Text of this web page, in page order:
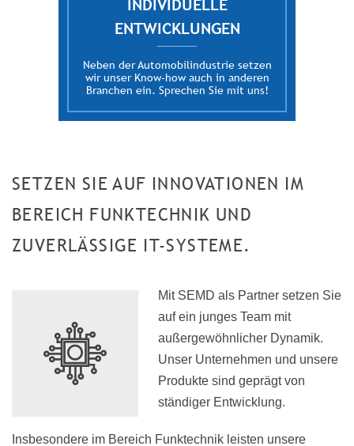
INDIVIDUELLE
ENTWICKLUNGEN
Neben der Automobilindustrie setzen
wir unser Know-how auch in anderen
Branchen ein. Sprechen Sie mit uns!
SETZEN SIE AUF INNOVATIONEN IM
BEREICH FUNKTECHNIK UND
ZUVERLÄSSIGE IT-SYSTEME.
Mit SEMD als Partner setzen Sie
auf ein junges Team mit
außergewöhnlicher Dynamik.
Unser Unternehmen und unsere
Produkte sind geprägt von
ständiger Entwicklung.
Insbesondere im Bereich Funktechnik leisten unsere